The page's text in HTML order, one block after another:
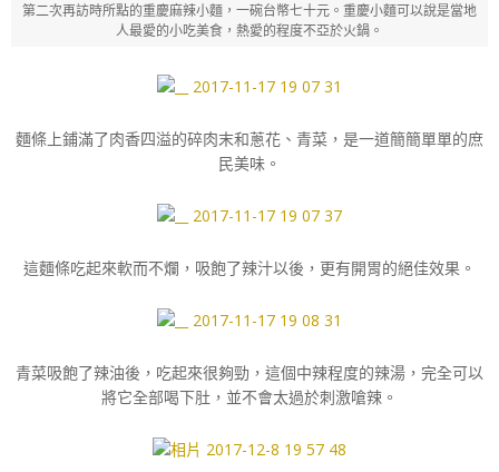
第二次再訪時所點的重慶麻辣小麵，一碗台幣七十元。重慶小麵可以說是當地
人最愛的小吃美食，熱愛的程度不亞於火鍋。
麵條上鋪滿了肉香四溢的碎肉末和蔥花、青菜，是一道簡簡單單的庶
民美味。
這麵條吃起來軟而不爛，吸飽了辣汁以後，更有開胃的絕佳效果。
青菜吸飽了辣油後，吃起來很夠勁，這個中辣程度的辣湯，完全可以
將它全部喝下肚，並不會太過於刺激嗆辣。